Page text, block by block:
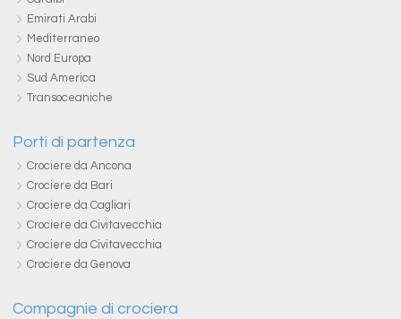
Emirati Arabi
Mediterraneo
Nord Europa
Sud America
Transoceaniche
Porti di partenza
Crociere da Ancona
Crociere da Bari
Crociere da Cagliari
Crociere da Civitavecchia
Crociere da Civitavecchia
Crociere da Genova
Compagnie di crociera